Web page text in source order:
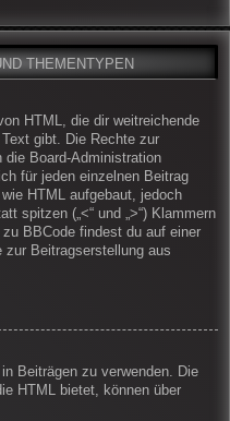
THEMENTYPEN
HTML, die dir weitreichende
gibt. Die Rechte zur
die Board-Administration
für jeden einzelnen Beitrag
HTML aufgebaut, jedoch
spitzen („<“ und „>“) Klammern
BBCode findest du auf einer
Beitragserstellung aus
Beiträgen zu verwenden. Die
HTML bietet, können über